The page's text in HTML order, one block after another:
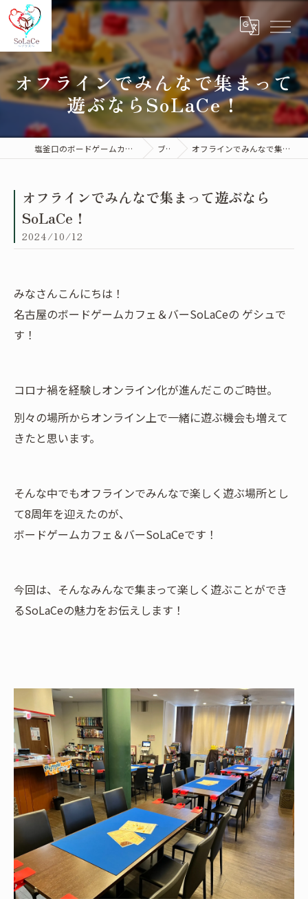
オフラインでみんなで集まって
遊ぶならSoLaCe！
塩釜口のボードゲームカフェはSoLaCe～ソラス～ ブログ オフラインでみんなで集まって遊ぶならSoLaCe！
オフラインでみんなで集まって遊ぶなら
SoLaCe！
2024/10/12
みなさんこんにちは！
名古屋のボードゲームカフェ＆バーSoLaCeの ゲシュで
す！
コロナ禍を経験しオンライン化が進んだこのご時世。
別々の場所からオンライン上で一緒に遊ぶ機会も増えて
きたと思います。
そんな中でもオフラインでみんなで楽しく遊ぶ場所とし
て8周年を迎えたのが、
ボードゲームカフェ＆バーSoLaCeです！
今回は、そんなみんなで集まって楽しく遊ぶことができ
るSoLaCeの魅力をお伝えします！